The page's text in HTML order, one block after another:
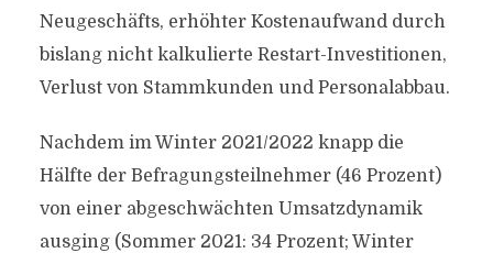
Neugeschäfts, erhöhter Kostenaufwand durch
bislang nicht kalkulierte Restart-Investitionen,
Verlust von Stammkunden und Personalabbau.
Nachdem im Winter 2021/2022 knapp die
Hälfte der Befragungsteilnehmer (46 Prozent)
von einer abgeschwächten Umsatzdynamik
ausging (Sommer 2021: 34 Prozent; Winter